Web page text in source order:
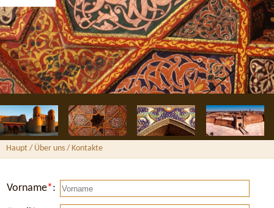
Haupt / Über uns / Kontakte
Vorname*: